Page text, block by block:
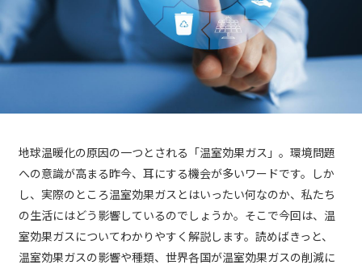
地球温暖化の原因の一つとされる「温室効果ガス」。環境問題
への意識が高まる昨今、耳にする機会が多いワードです。しか
し、実際のところ温室効果ガスとはいったい何なのか、私たち
の生活にはどう影響しているのでしょうか。そこで今回は、温
室効果ガスについてわかりやすく解説します。読めばきっと、
温室効果ガスの影響や種類、世界各国が温室効果ガスの削減に